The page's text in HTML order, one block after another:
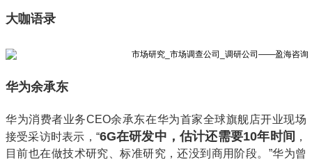
大咖语录
华为余承东
华为消费者业务CEO余承东在华为首家全球旗舰店开业现场
接受采访时表示，“6G在研发中，估计还需要10年时间 ，
目前也在做技术研究、标准研究，还没到商用阶段。”华为曾